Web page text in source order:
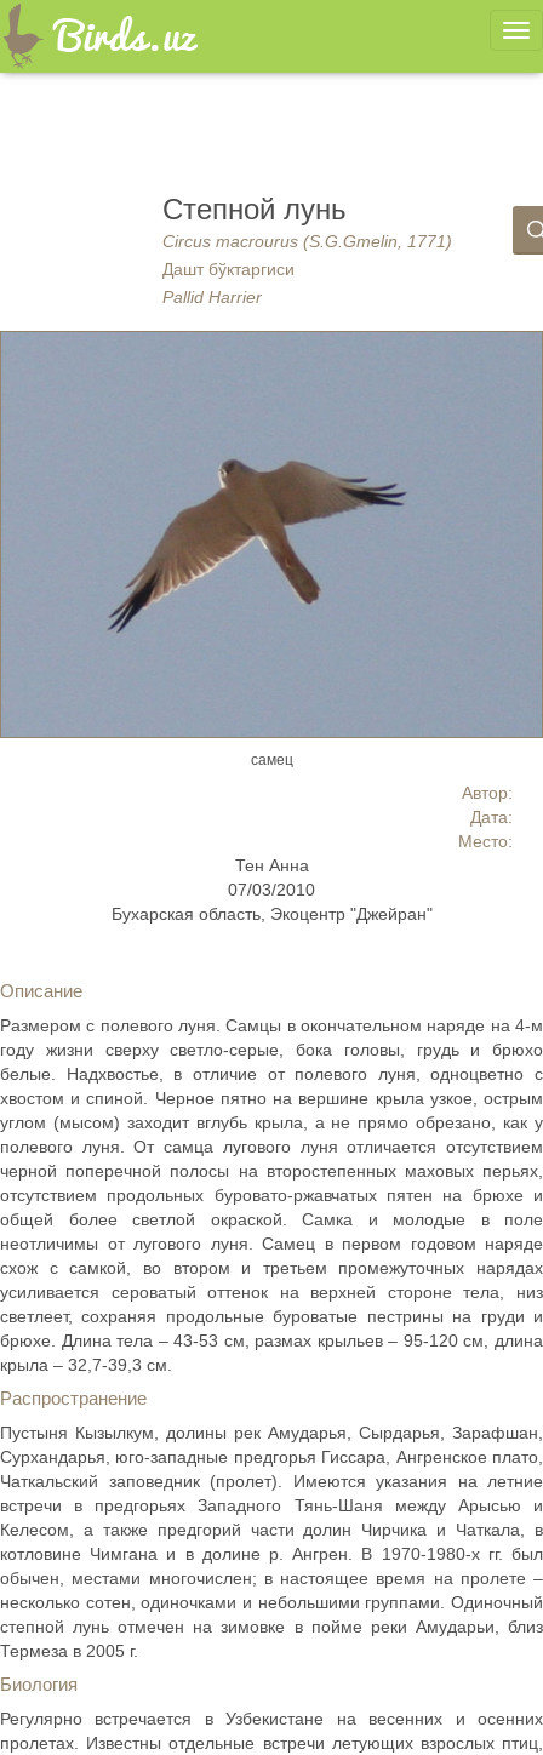
Степной лунь
Circus macrourus (S.G.Gmelin, 1771)
Дашт бўктаргиси
Pallid Harrier
Автор:
Дата:
Место:
Тен Анна
07/03/2010
Бухарская область, Экоцентр "Джейран"
самец
Описание
Размером с полевого луня. Самцы в окончательном наряде на 4-м
году жизни сверху светло-серые, бока головы, грудь и брюхо
белые. Надхвостье, в отличие от полевого луня, одноцветно с
хвостом и спиной. Черное пятно на вершине крыла узкое, острым
углом (мысом) заходит вглубь крыла, а не прямо обрезано, как у
полевого луня. От самца лугового луня отличается отсутствием
черной поперечной полосы на второстепенных маховых перьях,
отсутствием продольных буровато-ржавчатых пятен на брюхе и
общей более светлой окраской. Самка и молодые в поле
неотличимы от лугового луня. Самец в первом годовом наряде
схож с самкой, во втором и третьем промежуточных нарядах
усиливается сероватый оттенок на верхней стороне тела, низ
светлеет, сохраняя продольные буроватые пестрины на груди и
брюхе. Длина тела – 43-53 см, размах крыльев – 95-120 см, длина
крыла – 32,7-39,3 см.
Распространение
Пустыня Кызылкум, долины рек Амударья, Сырдарья, Зарафшан,
Сурхандарья, юго-западные предгорья Гиссара, Ангренское плато,
Чаткальский заповедник (пролет). Имеются указания на летние
встречи в предгорьях Западного Тянь-Шаня между Арысью и
Келесом, а также предгорий части долин Чирчика и Чаткала, в
котловине Чимгана и в долине р. Ангрен. В 1970-1980-х гг. был
обычен, местами многочислен; в настоящее время на пролете –
несколько сотен, одиночками и небольшими группами. Одиночный
степной лунь отмечен на зимовке в пойме реки Амударьи, близ
Термеза в 2005 г.
Биология
Регулярно встречается в Узбекистане на весенних и осенних
пролетах. Известны отдельные встречи летующих взрослых птиц,